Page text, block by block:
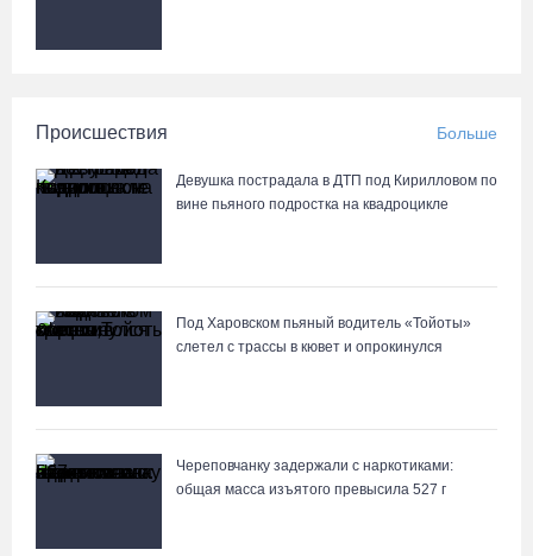
Происшествия Больше
Девушка пострадала в ДТП под Кирилловом по
вине пьяного подростка на квадроцикле
Под Харовском пьяный водитель «Тойоты»
слетел с трассы в кювет и опрокинулся
Череповчанку задержали с наркотиками:
общая масса изъятого превысила 527 г